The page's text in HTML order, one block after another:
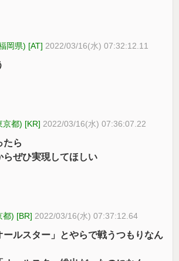
岡県) [AT] 2022/03/16(水) 07:32:12.11
京都) [KR] 2022/03/16(水) 07:36:07.22
たら
らぜひ実現してほしい
都) [BR] 2022/03/16(水) 07:37:12.64
ールスター」とやらで戦うつもりなん